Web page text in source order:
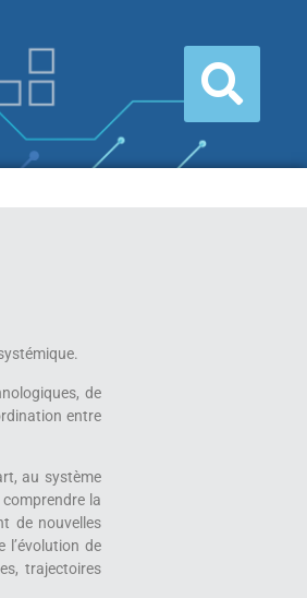
de
entre
au système
la
de nouvelles
l’évolution de
trajectoires